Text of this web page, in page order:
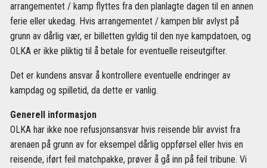
arrangementet / kamp flyttes fra den planlagte dagen til en annen
ferie eller ukedag. Hvis arrangementet / kampen blir avlyst på
grunn av dårlig vær, er billetten gyldig til den nye kampdatoen, og
OLKA er ikke pliktig til å betale for eventuelle reiseutgifter.
Det er kundens ansvar å kontrollere eventuelle endringer av
kampdag og spilletid, da dette er vanlig.
Generell informasjon
OLKA har ikke noe refusjonsansvar hvis reisende blir avvist fra
arenaen på grunn av for eksempel dårlig oppførsel eller hvis en
reisende, iført feil matchpakke, prøver å gå inn på feil tribune. Vi